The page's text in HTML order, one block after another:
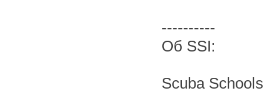
----------
Об SSI:
Scuba